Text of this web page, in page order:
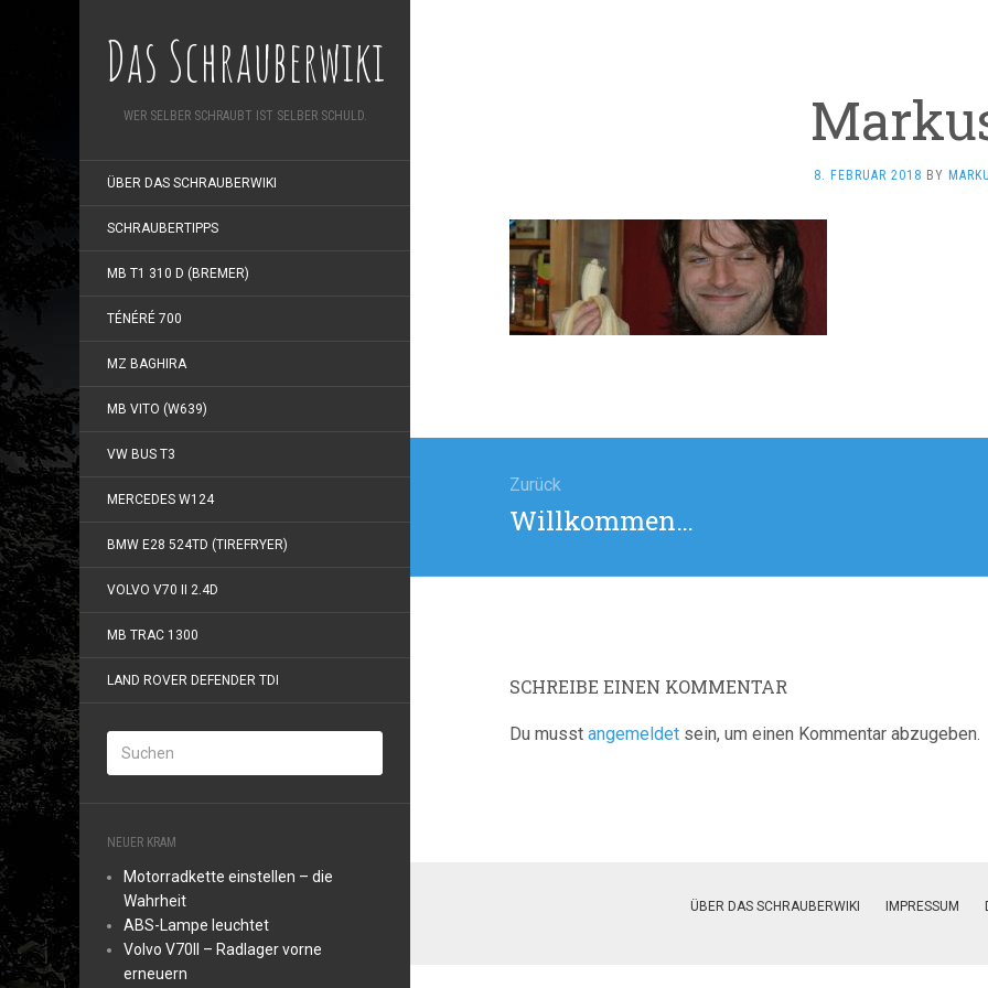
Das Schrauberwiki
WER SELBER SCHRAUBT IST SELBER SCHULD.
ÜBER DAS SCHRAUBERWIKI
SCHRAUBERTIPPS
MB T1 310 D (BREMER)
TÉNÉRÉ 700
MZ BAGHIRA
MB VITO (W639)
VW BUS T3
MERCEDES W124
BMW E28 524TD (TIREFRYER)
VOLVO V70 II 2.4D
MB TRAC 1300
LAND ROVER DEFENDER TDI
NEUER KRAM
Motorradkette einstellen – die
Wahrheit
ABS-Lampe leuchtet
Volvo V70II – Radlager vorne
erneuern
8. FEBRUAR 2018 BY
Zurück
Vorheriger
Willkommen…
SCHREIBE EINEN KOMMENTAR
Du musst angemeldet sein, um einen Kommentar abzugeben.
ÜBER DAS SCHRAUBERWIKI IMPRESSUM